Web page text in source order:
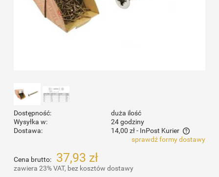
Dostępność:
duża ilość
Wysyłka w:
24 godziny
Dostawa:
14,00 zł- InPost Kurier
Cena nie zawiera ewentualnych kosztów płatnościsprawdź formy dostawy
Cena brutto: 37,93 zł
zawiera 23% VAT, bez kosztów dostawy